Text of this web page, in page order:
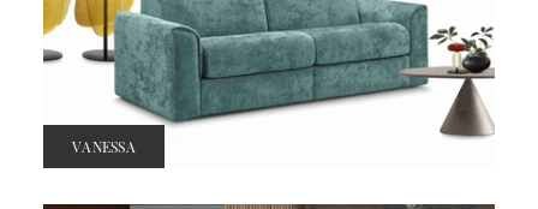
VANESSA